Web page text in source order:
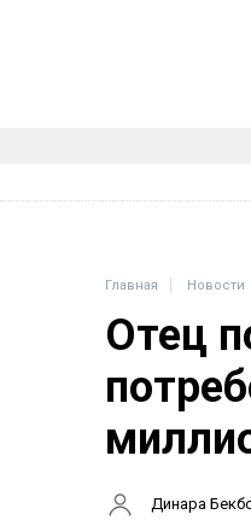
Главная Новости
Отец
Динара